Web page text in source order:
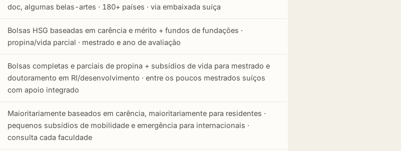
doc, algumas belas-artes · 180+ países · via embaixada suíça
Bolsas HSG baseadas em carência e mérito + fundos de fundações ·
propina/vida parcial · mestrado e ano de avaliação
Bolsas completas e parciais de propina + subsídios de vida para mestrado e
doutoramento em RI/desenvolvimento · entre os poucos mestrados suíços
com apoio integrado
Maioritariamente baseados em carência, maioritariamente para residentes ·
pequenos subsídios de mobilidade e emergência para internacionais ·
consulta cada faculdade